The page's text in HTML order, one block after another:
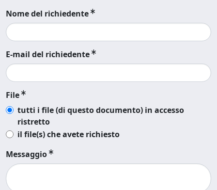
Nome del richiedente
E-mail del richiedente
File
tutti i file (di questo documento) in accesso
ristretto
il file(s) che avete richiesto
Messaggio